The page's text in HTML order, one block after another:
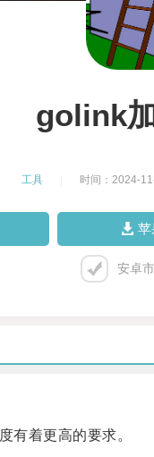
golink
工具 时间：2024-
苹
安卓
着更高的要求。